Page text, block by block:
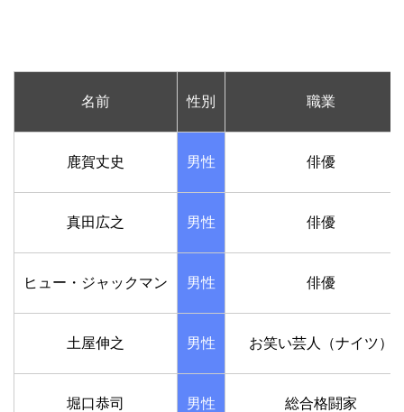
名前 性別 職業
鹿賀丈史 男性 俳優
真田広之 男性 俳優
ヒュー・ジャックマン 男性 俳優
土屋伸之 男性 お笑い芸人（ナイツ）
堀口恭司 男性 総合格闘家